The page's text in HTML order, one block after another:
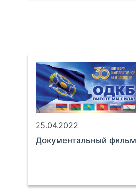
25.04.2022
Документальный фильм